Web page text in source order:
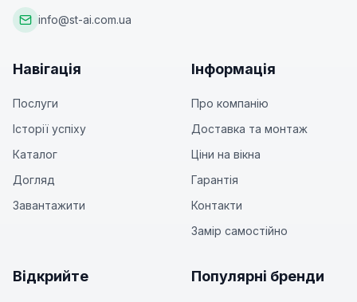
info@st-ai.com.ua
Навігація
Послуги
Історії успіху
Каталог
Догляд
Завантажити
Інформація
Про компанію
Доставка та монтаж
Ціни на вікна
Гарантія
Контакти
Замір самостійно
Відкрийте Популярні бренди